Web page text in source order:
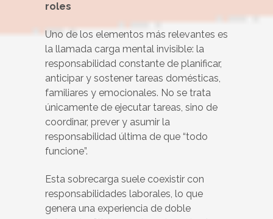
roles
Uno de los elementos más relevantes es
la llamada carga mental invisible: la
responsabilidad constante de planificar,
anticipar y sostener tareas domésticas,
familiares y emocionales. No se trata
únicamente de ejecutar tareas, sino de
coordinar, prever y asumir la
responsabilidad última de que “todo
funcione”.
Esta sobrecarga suele coexistir con
responsabilidades laborales, lo que
genera una experiencia de doble